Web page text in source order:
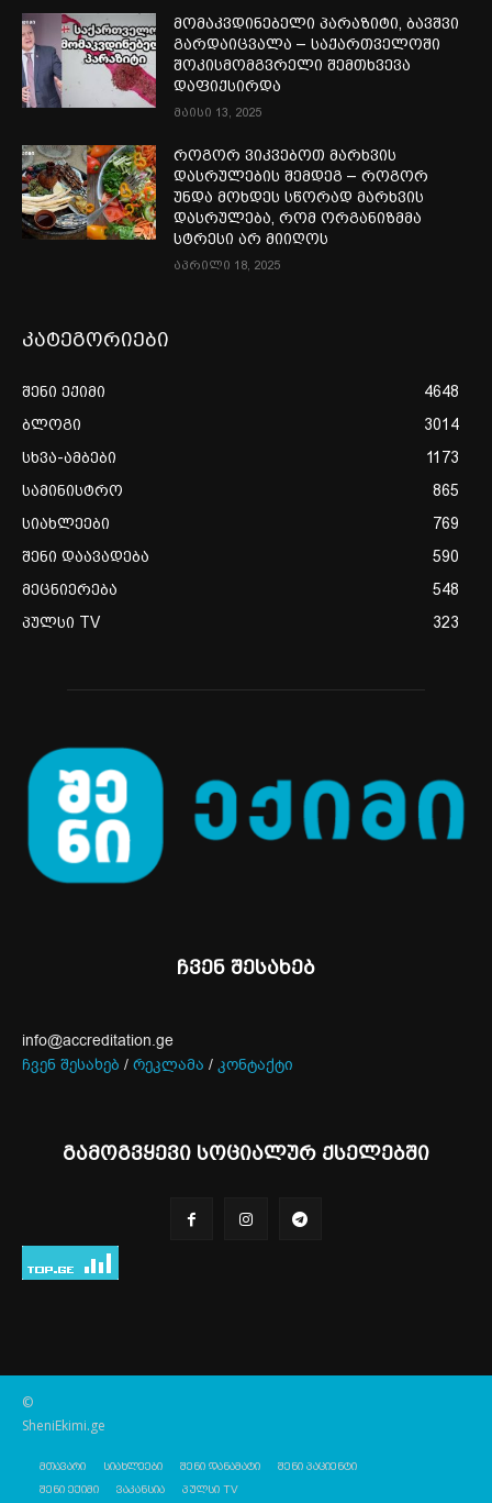
მომაკვდინებელი პარაზიტი, ბავშვი
გარდაიცვალა – საქართველოში
შოკისმომგვრელი შემთხვევა
დაფიქსირდა
მაისი 13, 2025
როგორ ვიკვებოთ მარხვის
დასრულების შემდეგ – როგორ
უნდა მოხდეს სწორად მარხვის
დასრულება, რომ ორგანიზმმა
სტრესი არ მიიღოს
აპრილი 18, 2025
კატეგორიები
შენი ექიმი
4648
ბლოგი
3014
სხვა-ამბები
1173
სამინისტრო
865
სიახლეები
769
შენი დაავადება
590
მეცნიერება
548
პულსი TV
323
ჩვენ შესახებ
info@accreditation.ge
ჩვენ შესახებ / რეკლამა / კონტაქტი
გამოგვყევი სოციალურ ქსელებში
©
SheniEkimi.ge
მთავარი სიახლეები შენი დანამატი
შენი პაციენტი
შენი ექიმი
ვაკანსია პულსი TV